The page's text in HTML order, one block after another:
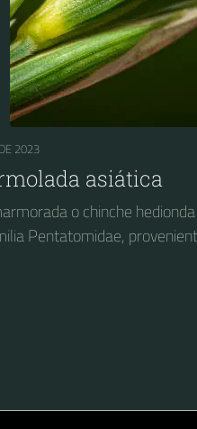
2023
asiática
o chinche
Pentatomidae,